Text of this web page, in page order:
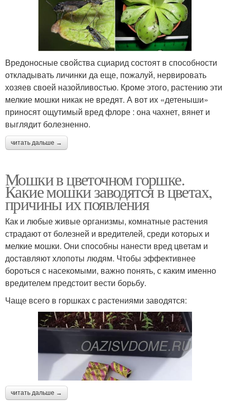
Вредоносные свойства сциарид состоят в способности
откладывать личинки да еще, пожалуй, нервировать
хозяев своей назойливостью. Кроме этого, растению эти
мелкие мошки никак не вредят. А вот их «детеныши»
приносят ощутимый вред флоре : она чахнет, вянет и
выглядит болезненно.
читать дальше →
Мошки в цветочном горшке.
Какие мошки заводятся в цветах,
причины их появления
Как и любые живые организмы, комнатные растения
страдают от болезней и вредителей, среди которых и
мелкие мошки. Они способны нанести вред цветам и
доставляют хлопоты людям. Чтобы эффективнее
бороться с насекомыми, важно понять, с каким именно
вредителем предстоит вести борьбу.
Чаще всего в горшках с растениями заводятся:
читать дальше →